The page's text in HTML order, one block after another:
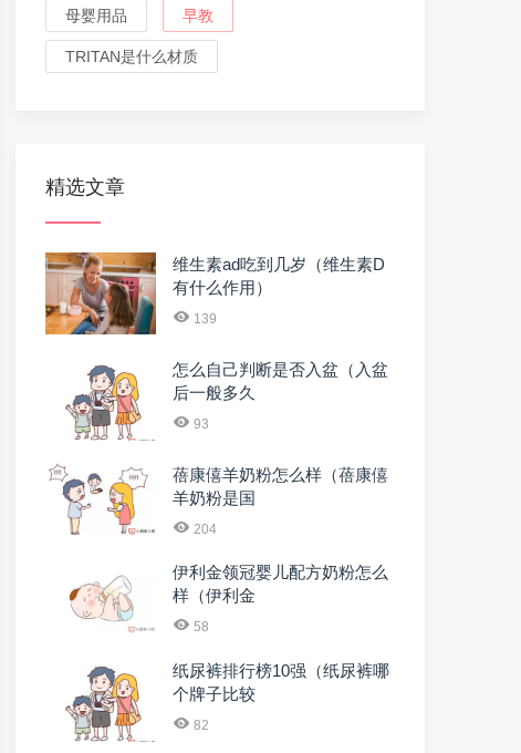
母婴用品 早教
TRITAN是什么材质
精选文章
维生素ad吃到几岁（维生素D
有什么作用）
139
怎么自己判断是否入盆（入盆
后一般多久
93
蓓康僖羊奶粉怎么样（蓓康僖
羊奶粉是国
204
伊利金领冠婴儿配方奶粉怎么
样（伊利金
58
纸尿裤排行榜10强（纸尿裤哪
个牌子比较
82